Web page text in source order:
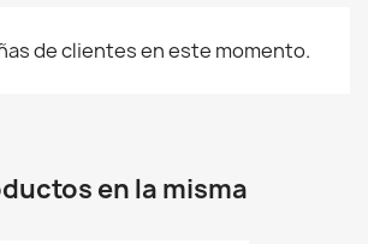
de clientes en este momento.
en la misma